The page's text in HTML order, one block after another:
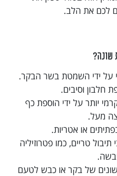
לכם את הלב.
שונה?
על ידי השמטת בשר הבקר.
חלבון וסיבים.
יותר על ידי הוספת כף
מעל.
או אטריות.
טריים, כמו פטרוזיליה
של בקר או כבש לטעם